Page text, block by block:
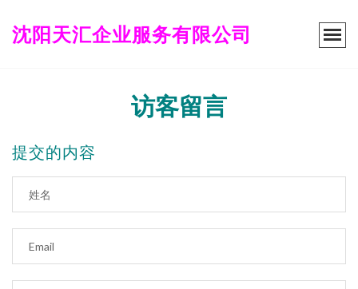
沈阳天汇企业服务有限公司
访客留言
提交的内容